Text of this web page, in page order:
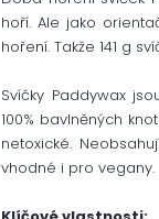
hoří. Ale jako
hoření. Takže 141 g
Svíčky Paddywax
100% bavlněných
netoxické.
vhodné i pro vegany.